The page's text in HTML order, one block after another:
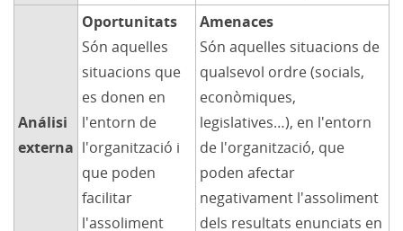
Análisi
externa
Oportunitats
Són aquelles
situacions que
es donen en
l'entorn de
l'organització i
que poden
facilitar
l'assoliment
Amenaces
Són aquelles situacions de
qualsevol ordre (socials,
econòmiques,
legislatives…), en l'entorn
de l'organització, que
poden afectar
negativament l'assoliment
dels resultats enunciats en